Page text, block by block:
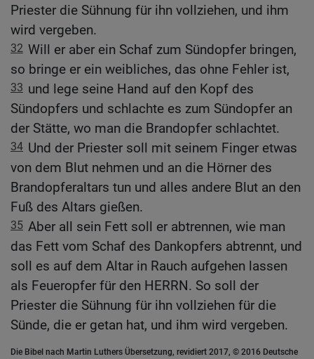
Priester die Sühnung für ihn vollziehen, und ihm
wird vergeben.
32 Will er aber ein Schaf zum Sündopfer bringen,
so bringe er ein weibliches, das ohne Fehler ist,
33 und lege seine Hand auf den Kopf des
Sündopfers und schlachte es zum Sündopfer an
der Stätte, wo man die Brandopfer schlachtet.
34 Und der Priester soll mit seinem Finger etwas
von dem Blut nehmen und an die Hörner des
Brandopferaltars tun und alles andere Blut an den
Fuß des Altars gießen.
35 Aber all sein Fett soll er abtrennen, wie man
das Fett vom Schaf des Dankopfers abtrennt, und
soll es auf dem Altar in Rauch aufgehen lassen
als Feueropfer für den HERRN. So soll der
Priester die Sühnung für ihn vollziehen für die
Sünde, die er getan hat, und ihm wird vergeben.
Die Bibel nach Martin Luthers Übersetzung, revidiert 2017, © 2016 Deutsche